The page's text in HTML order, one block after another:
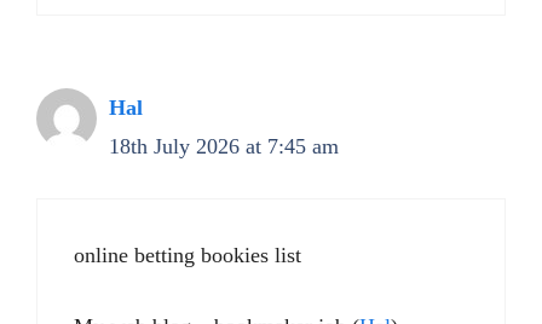
Hal
18th July 2026 at 7:45 am
online betting bookies list